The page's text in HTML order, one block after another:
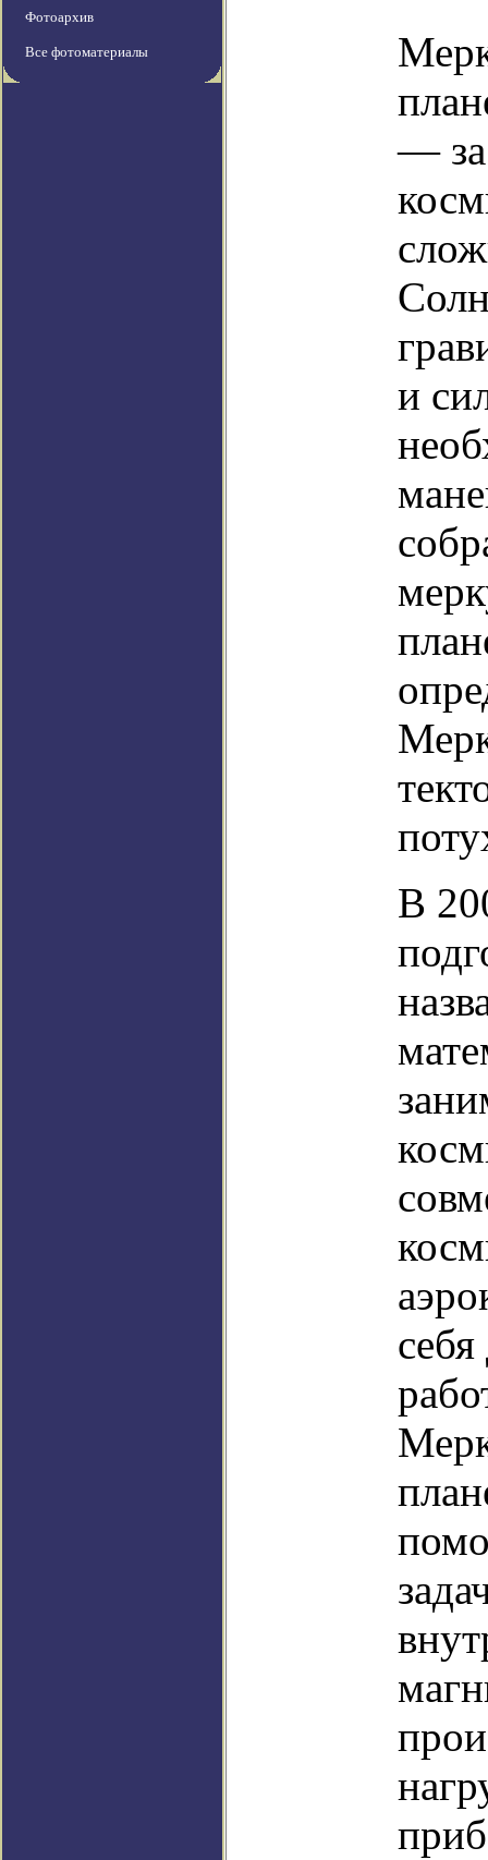
Фотоархив
Все фотоматериалы
— за
и
В